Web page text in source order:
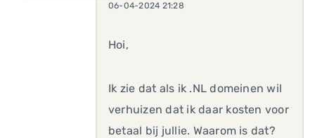
06-04-2024 21:28
Hoi,
Ik zie dat als ik .NL domeinen wil
verhuizen dat ik daar kosten voor
betaal bij jullie. Waarom is dat?